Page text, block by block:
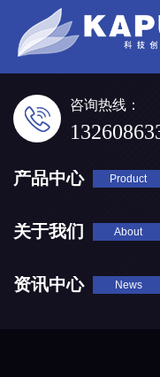
咨询热线：
产品中心 Product
关于我们 About
资讯中心 News